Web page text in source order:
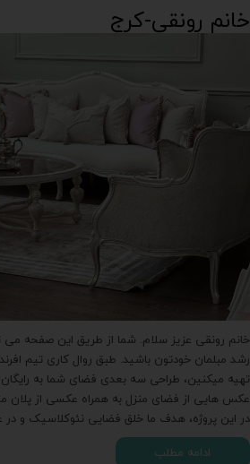
خانم رونقی-کرج
خانم رونقی عزیز سلام. شما از طریق این صفحه می
رشد مبلمان خودتون باشید. طبق روال کاری تیم
تهیه میکنین، طراحی سه بعدی فضای شما به رایگان
عکس هایی از فضای منزل به همراه عکسی از پلان
در این پروژه، هدف ما خلق فضایی نئوکلاسیک و
ادامه مطلب